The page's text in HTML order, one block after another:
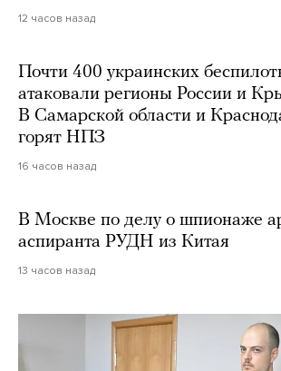
12 часов назад
Почти 400 украинских
атаковали регионы России и
В Самарской области и
горят НПЗ
16 часов назад
В Москве по делу о шпионаже
аспиранта РУДН из Китая
13 часов назад